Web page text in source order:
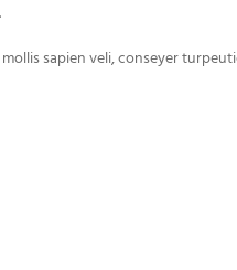
sapien veli, conseyer